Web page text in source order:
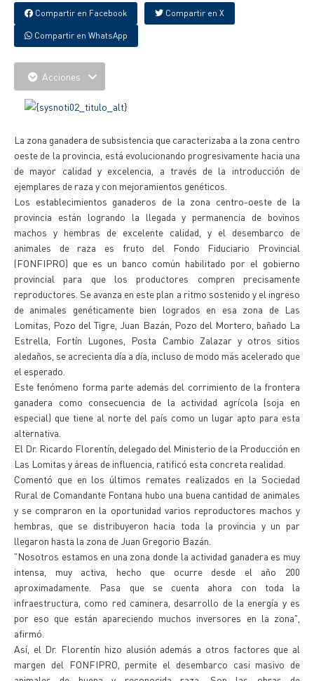
Compartir en Facebook Compartir en X
Compartir en WhatsApp
Acciones
La zona ganadera de subsistencia que caracterizaba a la zona centro
oeste de la provincia, está evolucionando progresivamente hacia una
de mayor calidad y excelencia, a través de la introducción de
ejemplares de raza y con mejoramientos genéticos.
Los establecimientos ganaderos de la zona centro-oeste de la
provincia están logrando la llegada y permanencia de bovinos
machos y hembras de excelente calidad, y el desembarco de
animales de raza es fruto del Fondo Fiduciario Provincial
(FONFIPRO) que es un banco común habilitado por el gobierno
provincial para que los productores compren precisamente
reproductores. Se avanza en este plan a ritmo sostenido y el ingreso
de animales genéticamente bien logrados en esa zona de Las
Lomitas, Pozo del Tigre, Juan Bazán, Pozo del Mortero, bañado La
Estrella, Fortín Lugones, Posta Cambio Zalazar y otros sitios
aledaños, se acrecienta día a día, incluso de modo más acelerado que
el esperado.
Este fenómeno forma parte además del corrimiento de la frontera
ganadera como consecuencia de la actividad agrícola (soja en
especial) que tiene al norte del país como un lugar apto para esta
alternativa.
El Dr. Ricardo Florentín, delegado del Ministerio de la Producción en
Las Lomitas y áreas de influencia, ratificó esta concreta realidad.
Comentó que en los últimos remates realizados en la Sociedad
Rural de Comandante Fontana hubo una buena cantidad de animales
y se compraron en la oportunidad varios reproductores machos y
hembras, que se distribuyeron hacia toda la provincia y un par
llegaron hasta la zona de Juan Gregorio Bazán.
"Nosotros estamos en una zona donde la actividad ganadera es muy
intensa, muy activa, hecho que ocurre desde el año 200
aproximadamente. Pasa que se cuenta ahora con toda la
infraestructura, como red caminera, desarrollo de la energía y es
por eso que están apareciendo muchos inversores en la zona",
afirmó.
Así, el Dr. Florentín hizo alusión además a otros factores que al
margen del FONFIPRO, permite el desembarco casi masivo de